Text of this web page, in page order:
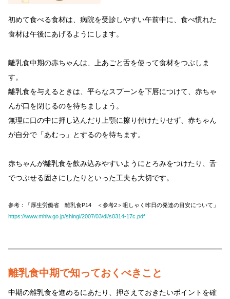
初めて食べる食材は、病院を受診しやすい午前中に、食べ慣れた
食材は午後にあげるようにします。
離乳食中期の赤ちゃんは、上あごと舌を使って食材をつぶしま
す。
離乳食を与えるときは、平らなスプーンを下唇につけて、赤ちゃ
んが口を閉じるのを待ちましょう。
無理に口の中に押し込んだり上顎に擦り付けたりせず、赤ちゃん
が自分で「あむっ」とするのを待ちます。
赤ちゃんが離乳食を飲み込みやすいようにとろみをつけたり、舌
でつぶせる固さにしたりといった工夫も大切です。
参考：「厚生労働省 離乳食P14 ＜参考2＞咀しゃく昨日の発達の目安について」
https://www.mhlw.go.jp/shingi/2007/03/dl/s0314-17c.pdf
離乳食中期で知っておくべきこと
中期の離乳食を進めるにあたり、押さえておきたいポイントを確